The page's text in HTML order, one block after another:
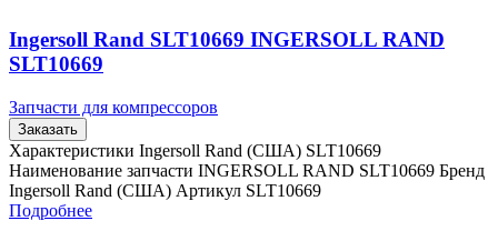
Ingersoll Rand SLT10669 INGERSOLL RAND
SLT10669
Запчасти для компрессоров
Заказать
Характеристики Ingersoll Rand (США) SLT10669
Наименование запчасти INGERSOLL RAND SLT10669 Бренд
Ingersoll Rand (США) Артикул SLT10669
Подробнее